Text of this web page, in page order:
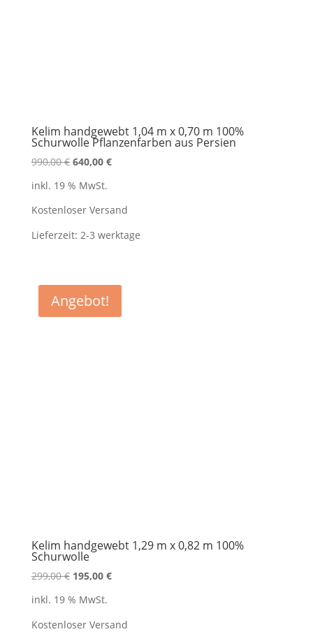
Kelim handgewebt 1,04 m x 0,70 m 100%
Schurwolle Pflanzenfarben aus Persien
990,00€ Ursprünglicher
war:
990,00 €
640,00 €Aktueller
640,00 €.
inkl. 19 % MwSt.
Kostenloser Versand
Lieferzeit: 2-3 werktage
Angebot!
Kelim handgewebt 1,29 m x 0,82 m 100%
Schurwolle
299,00€ Ursprünglicher
war:
299,00 €
195,00 €Aktueller
195,00 €.
inkl. 19 % MwSt.
Kostenloser Versand